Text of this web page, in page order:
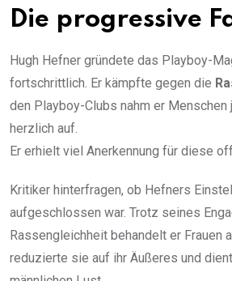
Die progressive
Hugh Hefner gründete das Playboy-
fortschrittlich. Er kämpfte gegen die
den Playboy-Clubs nahm er Menschen
herzlich auf.
Er erhielt viel Anerkennung für diese
Kritiker hinterfragen, ob Hefners
aufgeschlossen war. Trotz seines
Rassengleichheit behandelt er Frauen
reduzierte sie auf ihr Äußeres und